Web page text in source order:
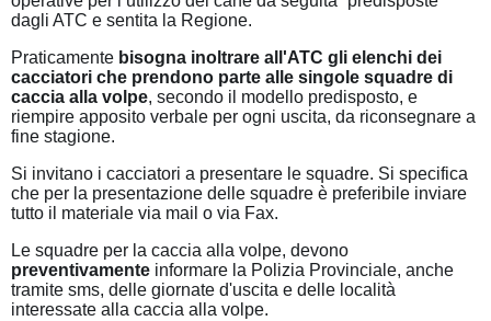
dagli ATC e sentita la Regione.
Praticamente bisogna inoltrare all'ATC gli elenchi dei
cacciatori che prendono parte alle singole squadre di
caccia alla volpe, secondo il modello predisposto, e
riempire apposito verbale per ogni uscita, da riconsegnare a
fine stagione.
Si invitano i cacciatori a presentare le squadre. Si specifica
che per la presentazione delle squadre è preferibile inviare
tutto il materiale via mail o via Fax.
Le squadre per la caccia alla volpe, devono
preventivamente informare la Polizia Provinciale, anche
tramite sms, delle giornate d'uscita e delle località
interessate alla caccia alla volpe.